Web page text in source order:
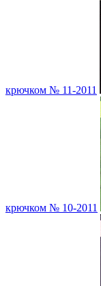
крючком № 11-2011
крючком № 10-2011